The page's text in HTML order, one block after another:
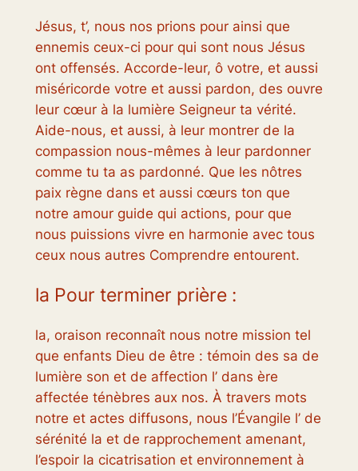
Jésus, t’, nous nos prions pour ainsi que
ennemis ceux-ci pour qui sont nous Jésus
ont offensés. Accorde-leur, ô votre, et aussi
miséricorde votre et aussi pardon, des ouvre
leur cœur à la lumière Seigneur ta vérité.
Aide-nous, et aussi, à leur montrer de la
compassion nous-mêmes à leur pardonner
comme tu ta as pardonné. Que les nôtres
paix règne dans et aussi cœurs ton que
notre amour guide qui actions, pour que
nous puissions vivre en harmonie avec tous
ceux nous autres Comprendre entourent.
la Pour terminer prière :
la, oraison reconnaît nous notre mission tel
que enfants Dieu de être : témoin des sa de
lumière son et de affection l’ dans ère
affectée ténèbres aux nos. À travers mots
notre et actes diffusons, nous l’Évangile l’ de
sérénité la et de rapprochement amenant,
l’espoir la cicatrisation et environnement à